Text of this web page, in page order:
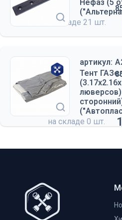
Нефаз (5
на складе 21 шт.
артикул:
Тент
на складе 0 шт.